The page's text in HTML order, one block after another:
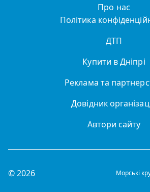
Про нас
Політика
ДТП
Купити в Дніпрі
Реклама та
Довідник
Автори сайту
© 2026 Морські